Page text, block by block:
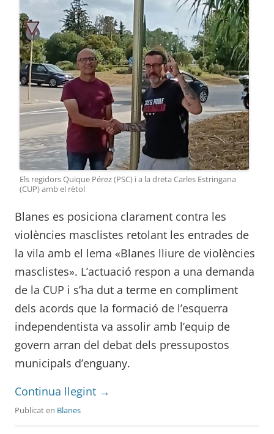
Els regidors Quique Pérez (PSC) i a la dreta Carles Estringana
(CUP) amb el rètol
Blanes es posiciona clarament contra les
violències masclistes retolant les entrades de
la vila amb el lema «Blanes lliure de violències
masclistes». L’actuació respon a una demanda
de la CUP i s’ha dut a terme en compliment
dels acords que la formació de l’esquerra
independentista va assolir amb l’equip de
govern arran del debat dels pressupostos
municipals d’enguany.
Continua llegint →
Publicat en Blanes